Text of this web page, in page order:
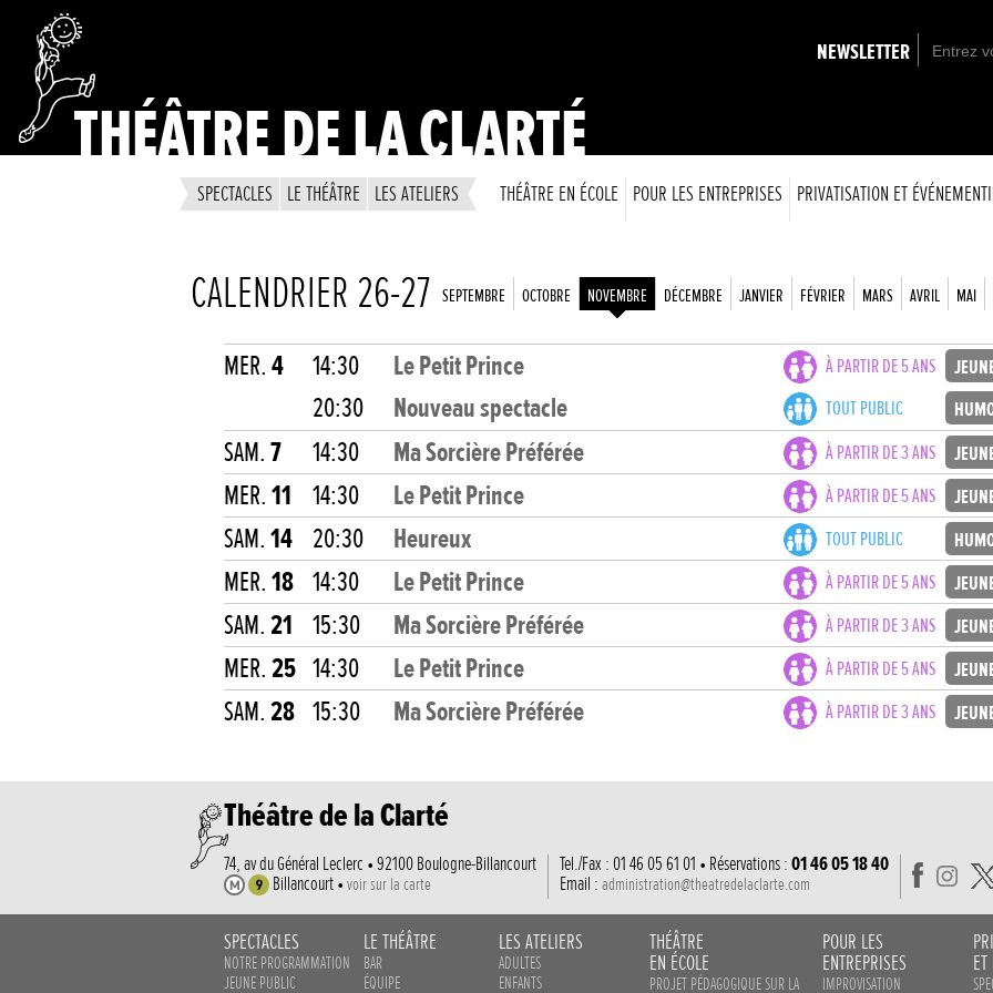
THÉÂTRE DE LA CLARTÉ
NEWSLETTER
SPECTACLES LE THÉÂTRE LES ATELIERS THÉÂTRE EN ÉCOLE POUR LES ENTREPRISES PRIVATISATION ET
CALENDRIER 26-27 SEPTEMBRE OCTOBRE NOVEMBRE DÉCEMBRE JANVIER FÉVRIER MARS AVRIL MAI
MER.4 14:30 Le Petit Prince À PARTIR DE 5 ANS
20:30 Nouveau spectacle TOUT PUBLIC
SAM.7 14:30 Ma Sorcière Préférée À PARTIR DE 3 ANS
MER.11 14:30 Le Petit Prince À PARTIR DE 5 ANS
SAM.14 20:30 Heureux TOUT PUBLIC
MER.18 14:30 Le Petit Prince À PARTIR DE 5 ANS
SAM.21 15:30 Ma Sorcière Préférée À PARTIR DE 3 ANS
MER.25 14:30 Le Petit Prince À PARTIR DE 5 ANS
SAM.28 15:30 Ma Sorcière Préférée À PARTIR DE 3 ANS
Théâtre de la Clarté
74, av du Général Leclerc • 92100 Boulogne-Billancourt
Billancourt • voir sur la carte
Tel./Fax : 01 46 05 61 01 • Réservations :01 46 05 18 40
Email : administration@theatredelaclarte.com
SPECTACLES
NOTRE PROGRAMMATION
JEUNE PUBLIC
LE THÉÂTRE
BAR
ÉQUIPE
LES ATELIERS
ADULTES
ENFANTS
THÉÂTRE
EN ÉCOLE
PROJET PÉDAGOGIQUE SUR LA
POUR LES
ENTREPRISES
IMPROVISATION